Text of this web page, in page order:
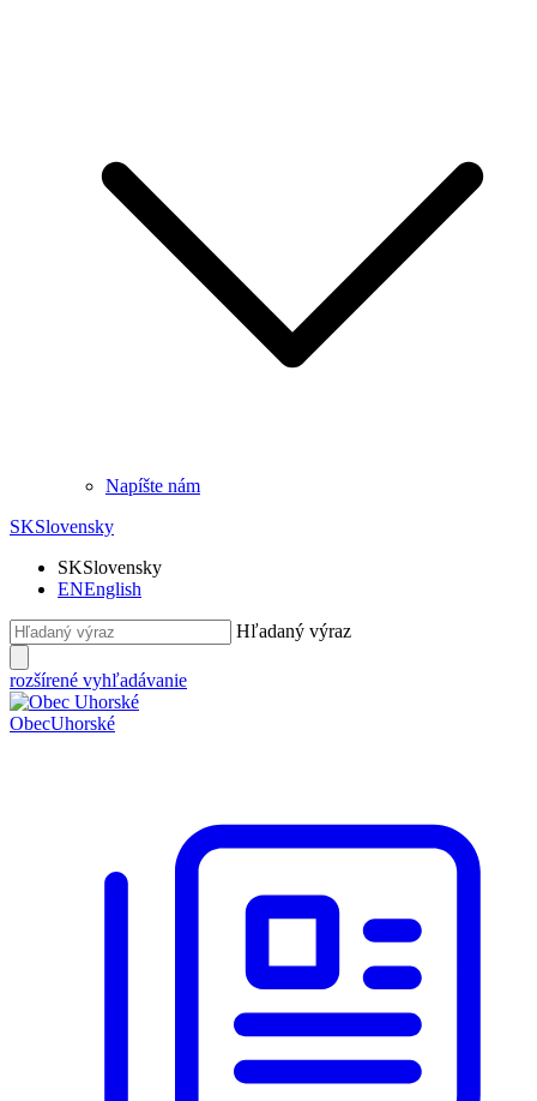
Napíšte nám
SKSlovensky
SKSlovensky
ENEnglish
Hľadaný výraz
rozšírené vyhľadávanie
ObecUhorské